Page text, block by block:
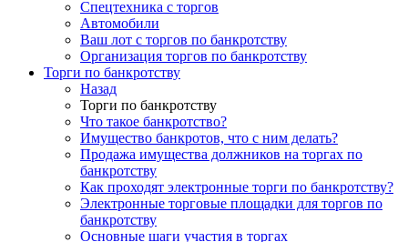
Спецтехника с торгов
Автомобили
Ваш лот с торгов по банкротству
Организация торгов по банкротству
Торги по банкротству
Назад
Торги по банкротству
Что такое банкротство?
Имущество банкротов, что с ним делать?
Продажа имущества должников на торгах по
банкротству
Как проходят электронные торги по банкротству?
Электронные торговые площадки для торгов по
банкротству
Основные шаги участия в торгах